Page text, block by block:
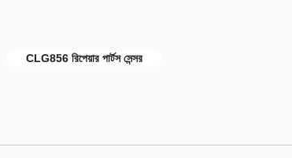
CLG856 রিপেয়ার পার্টস সেন্সর